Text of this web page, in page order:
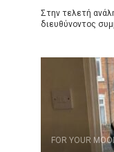
Στην τελετή
διευθύνοντος
FOR YOUR